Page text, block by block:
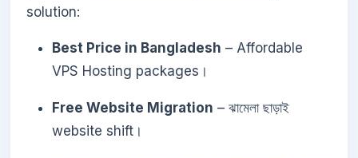
solution:
Best Price in Bangladesh – Affordable
VPS Hosting packages।
Free Website Migration – ঝামেলা ছাড়াই
website shift।